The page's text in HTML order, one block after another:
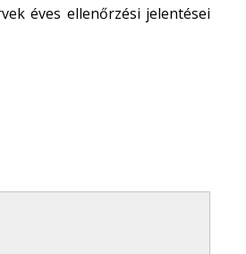
éves ellenőrzési jelentései